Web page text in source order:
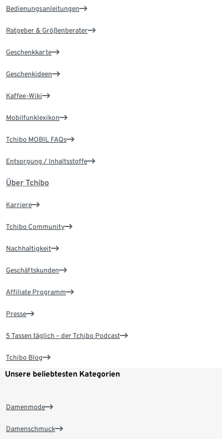
Bedienungsanleitungen
Ratgeber & Größenberater
Geschenkkarte
Geschenkideen
Kaffee-Wiki
Mobilfunklexikon
Tchibo MOBIL FAQs
Entsorgung / Inhaltsstoffe
Über Tchibo
Karriere
Tchibo Community
Nachhaltigkeit
Geschäftskunden
Affiliate Programm
Presse
5 Tassen täglich – der Tchibo Podcast
Tchibo Blog
Unsere beliebtesten Kategorien
Damenmode
Damenschmuck